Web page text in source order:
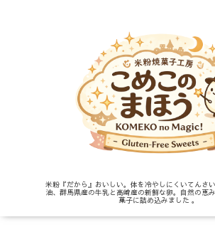
米粉『だから』おいしい。体を冷やしにくいてんさ
油、群馬県産の牛乳と高崎産の新鮮な卵。自然の恵
菓子に詰め込みました 。